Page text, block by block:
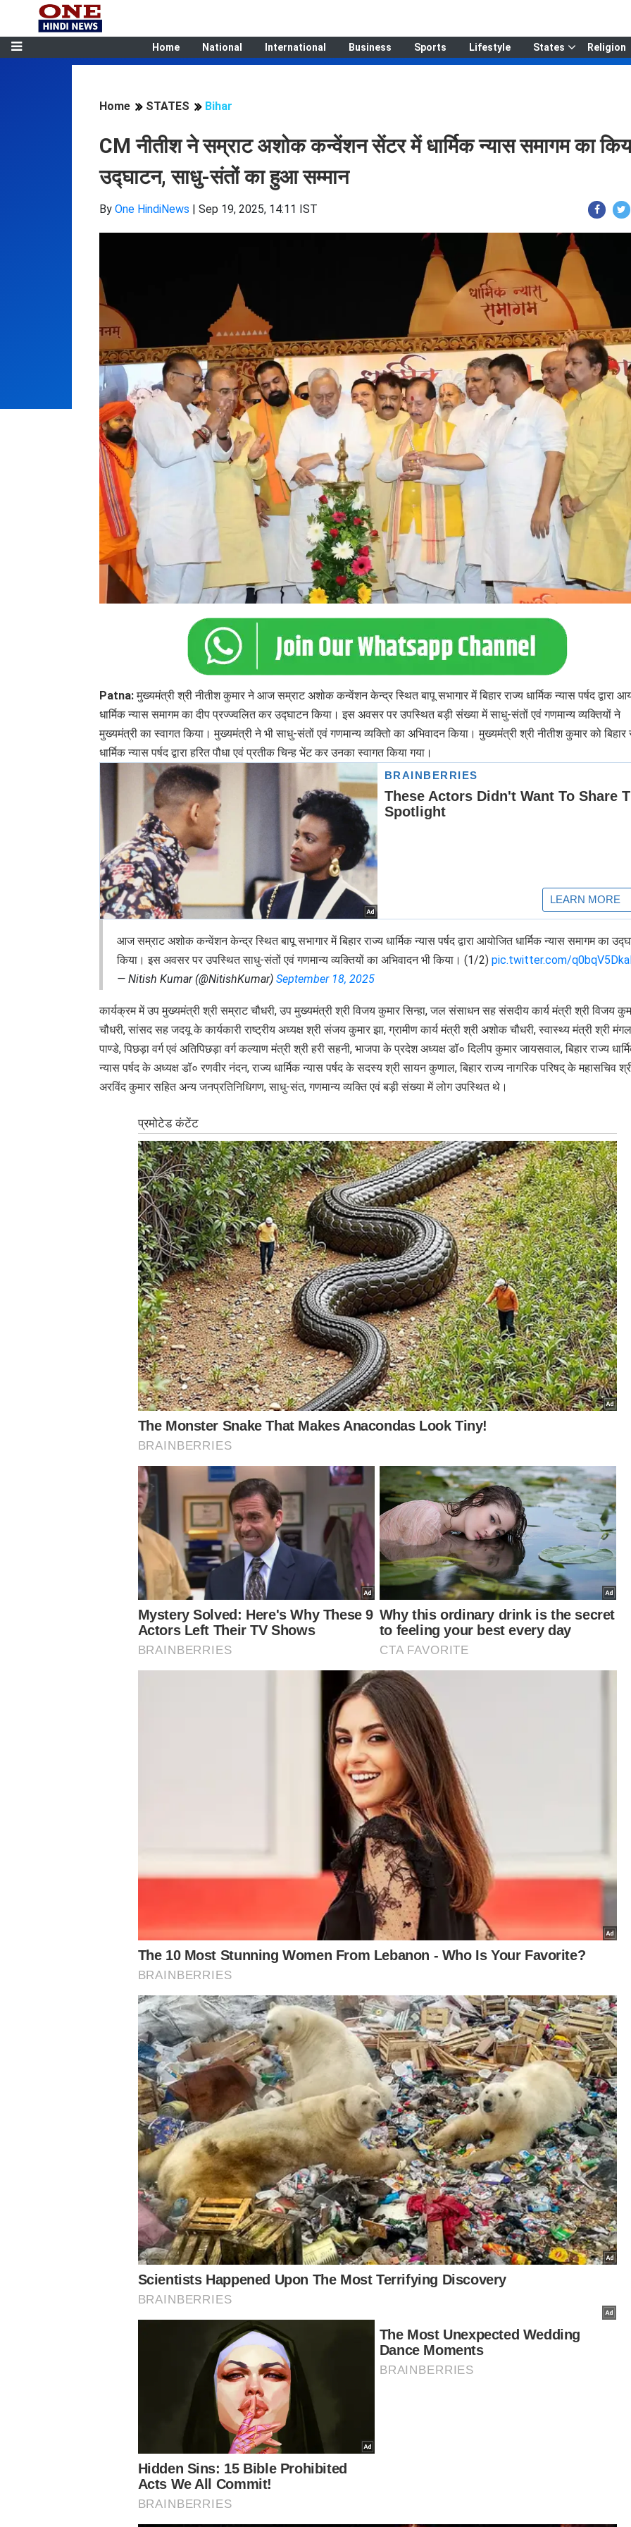
Home National International Business Sports Lifestyle States Religion
Home STATES Bihar
CM नीतीश ने सम्राट अशोक कन्वेंशन सेंटर में धार्मिक न्यास समागम का
उद्घाटन, साधु-संतों का हुआ सम्मान
By One HindiNews | Sep 19, 2025, 14:11 IST
Patna:मुख्यमंत्री श्री नीतीश कुमार ने आज सम्राट अशोक कन्वेंशन केन्द्र स्थित बापू सभागार में बिहार राज्य धार्मिक न्यास पर्षद द्वारा
धार्मिक न्यास समागम का दीप प्रज्ज्वलित कर उद्घाटन किया। इस अवसर पर उपस्थित बड़ी संख्या में साधु-संतों एवं गणमान्य व्यक्तियों ने
मुख्यमंत्री का स्वागत किया। मुख्यमंत्री ने भी साधु-संतों एवं गणमान्य व्यक्तिो का अभिवादन किया। मुख्यमंत्री श्री नीतीश कुमार को बिहार
धार्मिक न्यास पर्षद द्वारा हरित पौधा एवं प्रतीक चिन्ह भेंट कर उनका स्वागत किया गया।
आज सम्राट अशोक कन्वेंशन केन्द्र स्थित बापू सभागार में बिहार राज्य धार्मिक न्यास पर्षद द्वारा आयोजित धार्मिक न्यास समागम का
किया। इस अवसर पर उपस्थित साधु-संतों एवं गणमान्य व्यक्तियों का अभिवादन भी किया। (1/2) pic.twitter.com/
— Nitish Kumar (@NitishKumar) September 18, 2025
कार्यक्रम में उप मुख्यमंत्री श्री सम्राट चौधरी, उप मुख्यमंत्री श्री विजय कुमार सिन्हा, जल संसाधन सह संसदीय कार्य मंत्री श्री विजय
चौधरी, सांसद सह जदयू के कार्यकारी राष्ट्रीय अध्यक्ष श्री संजय कुमार झा, ग्रामीण कार्य मंत्री श्री अशोक चौधरी, स्वास्थ्य मंत्री श्री मंगल
पाण्डे, पिछड़ा वर्ग एवं अतिपिछड़ा वर्ग कल्याण मंत्री श्री हरी सहनी, भाजपा के प्रदेश अध्यक्ष डॉ० दिलीप कुमार जायसवाल, बिहार राज्य
न्यास पर्षद के अध्यक्ष डॉ० रणवीर नंदन, राज्य धार्मिक न्यास पर्षद के सदस्य श्री सायन कुणाल, बिहार राज्य नागरिक परिषद् के महासचिव
अरविंद कुमार सहित अन्य जनप्रतिनिधिगण, साधु-संत, गणमान्य व्यक्ति एवं बड़ी संख्या में लोग उपस्थित थे।